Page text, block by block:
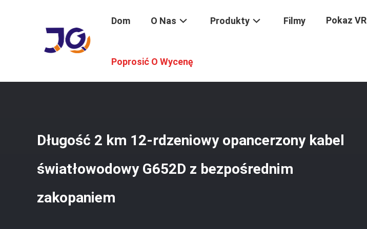
Dom O Nas Produkty Filmy Pokaz VR
Poprosić O Wycenę
Dom Produkty
Długość 2 km 12-rdzeniowy opancerzony kabel
światłowodowy G652D z bezpośrednim
zakopaniem